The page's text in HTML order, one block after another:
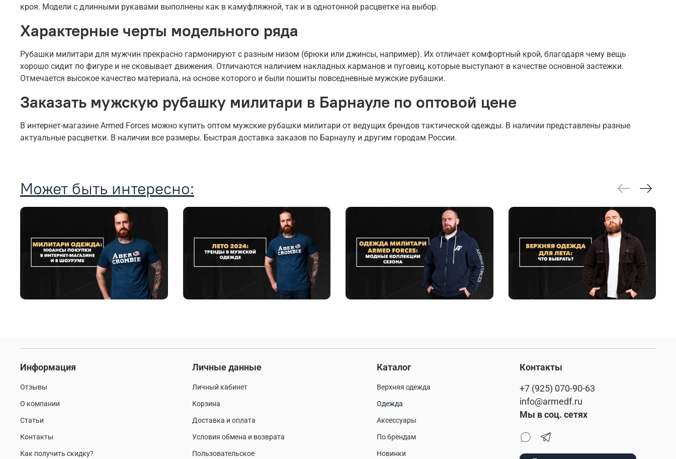
кроя. Модели с длинными рукавами выполнены как в камуфляжной, так и в однотонной расцветке на выбор.
Характерные черты модельного ряда
Рубашки милитари для мужчин прекрасно гармонируют с разным низом (брюки или джинсы, например). Их отличает комфортный крой, благодаря чему вещь
хорошо сидит по фигуре и не сковывает движения. Отличаются наличием накладных карманов и пуговиц, которые выступают в качестве основной застежки.
Отмечается высокое качество материала, на основе которого и были пошиты повседневные мужские рубашки.
Заказать мужскую рубашку милитари в Барнауле по оптовой цене
В интернет-магазине Armed Forces можно купить оптом мужские рубашки милитари от ведущих брендов тактической одежды. В наличии представлены разные
актуальные расцветки. В наличии все размеры. Быстрая доставка заказов по Барнаулу и другим городам России.
Может быть интересно:
Информация
Отзывы
О компании
Статьи
Контакты
Как получить скидку?
Личные данные
Личный кабинет
Корзина
Доставка и оплата
Условия обмена и возврата
Пользовательское
Каталог
Верхняя одежда
Одежда
Аксессуары
По брендам
Новинки
Контакты
+7 (925) 070-90-63
info@armedf.ru
Мы в соц. сетях